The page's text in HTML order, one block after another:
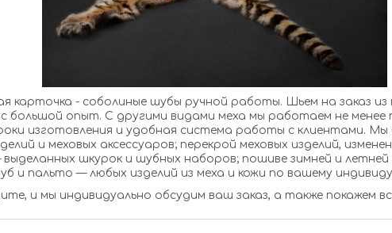
много и
С другими видами меха мы работаем не менее профессионально. У нас
система работы с клиентами. Мы специализируемся: на
шубных наборов; пошиве зимней и летней обуви, шапок, меховых
манто, шуб и пальто — любых изделий из меха и кожи по вашему
и мы индивидуально обсудим ваш заказ, а также покажем